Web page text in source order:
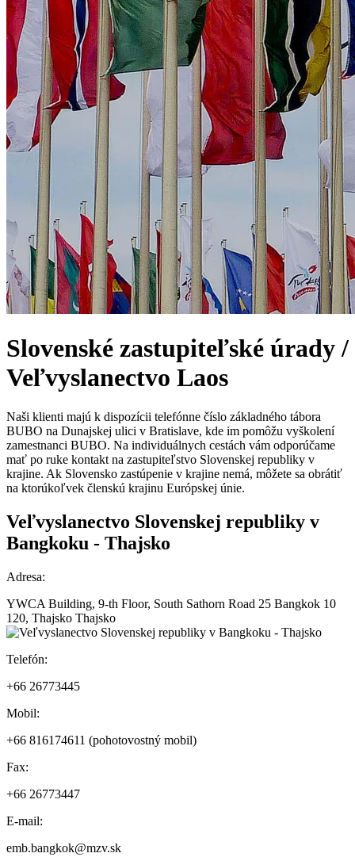
Slovenské zastupiteľské úrady /
Veľvyslanectvo Laos
Naši klienti majú k dispozícii telefónne číslo základného tábora
BUBO na Dunajskej ulici v Bratislave, kde im pomôžu vyškolení
zamestnanci BUBO. Na individuálnych cestách vám odporúčame
mať po ruke kontakt na zastupiteľstvo Slovenskej republiky v
krajine. Ak Slovensko zastúpenie v krajine nemá, môžete sa obrátiť
na ktorúkoľvek členskú krajinu Európskej únie.
Veľvyslanectvo Slovenskej republiky v
Bangkoku - Thajsko
Adresa:
YWCA Building, 9-th Floor, South Sathorn Road 25 Bangkok 10
120, Thajsko Thajsko
Telefón:
+66 26773445
Mobil:
+66 816174611 (pohotovostný mobil)
Fax:
+66 26773447
E-mail:
emb.bangkok@mzv.sk